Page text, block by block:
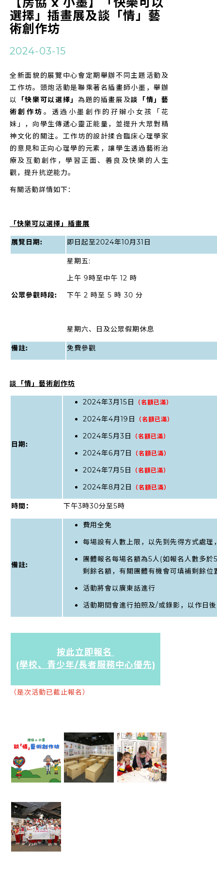
選擇」插畫展及談「情」藝
術創作坊
2024-03-15
全新面貌的展覽中心會定期舉辦不同主題活動及
工作坊。頭炮活動是聯乘著名插畫師小墨，舉辦
以
「快樂可以選擇」 為題的插畫展及談「情」藝
術創作坊 。透過小墨創作的孖辮小女孩「花
妹」，向學生傳遞心靈正能量，並提升大眾對精
神文化的關注。工作坊的設計揉合臨床心理學家
的意見和正向心理學的元素，讓學生透過藝術治
療及互動創作，學習正面、善良及快樂的人生
觀，提升抗逆能力。
有關活動詳情如下：
「快樂可以選擇」插畫展
展覽日期: 即日起至2024年10月31日
公眾參觀時段:
星期五:
上午 9時至中午 12 時
下午 2 時至 5 時 30 分
星期六、日及公眾假期休息
備註: 免費參觀
談「情」藝術創作坊
日期:
2024年3月15日 （名額已滿）
2024年4月19日 （名額已滿）
2024年5月3日 （名額已滿）
2024年6月7日 （名額已滿）
2024年7月5日 （名額已滿）
2024年8月2日 （名額已滿）
時間： 下午3時30分至5時
備註:
費用全免
每場設有人數上限，以先到先得方式處理
團體報名每場名額為5人(如報名人數多於
剩餘名額，有關團體有機會可填補剩餘位
活動將會以廣東話進行
活動期間會進行拍照及/或錄影，以作日
按此立即報名
(學校、青少年/長者服務中心優先)
（是次活動已截止報名）